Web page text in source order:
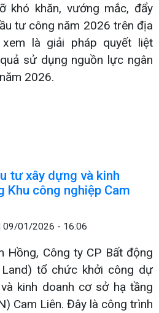
khó khăn, vướng mắc, đẩy
tư công năm 2026 trên địa
là giải pháp quyết liệt
sử dụng nguồn lực ngân
2026.
tư xây dựng và kinh
Khu công nghiệp Cam
09/01/2026 - 16:06
Hồng, Công ty CP Bất động
Land) tổ chức khởi công dự
kinh doanh cơ sở hạ tầng
Cam Liên. Đây là công trình